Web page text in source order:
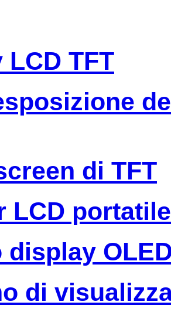
TFT
di TFT
LCD portatile
display
di